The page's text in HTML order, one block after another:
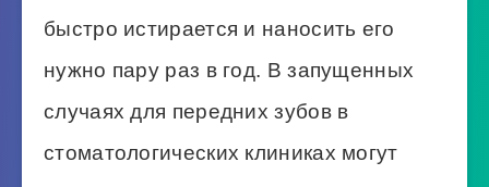
быстро истирается и наносить его
нужно пару раз в год. В запущенных
случаях для передних зубов в
стоматологических клиниках могут